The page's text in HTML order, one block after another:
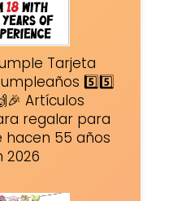
Tarjeta
5️⃣5️⃣
Artículos
regalar para
hacen 55 años
2026